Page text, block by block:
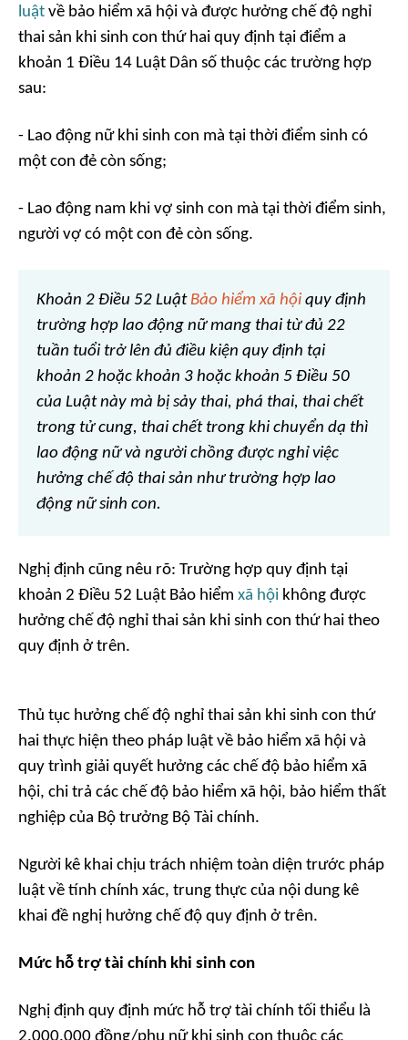
luật về bảo hiểm xã hội và được hưởng chế độ nghỉ
thai sản khi sinh con thứ hai quy định tại điểm a
khoản 1 Điều 14 Luật Dân số thuộc các trường hợp
sau:
- Lao động nữ khi sinh con mà tại thời điểm sinh có
một con đẻ còn sống;
- Lao động nam khi vợ sinh con mà tại thời điểm sinh,
người vợ có một con đẻ còn sống.
Khoản 2 Điều 52 LuậtBảo hiểm xã hội quy định
trường hợp lao động nữ mang thai từ đủ 22
tuần tuổi trở lên đủ điều kiện quy định tại
khoản 2 hoặc khoản 3 hoặc khoản 5 Điều 50
của Luật này mà bị sảy thai, phá thai, thai chết
trong tử cung, thai chết trong khi chuyển dạ thì
lao động nữ và người chồng được nghỉ việc
hưởng chế độ thai sản như trường hợp lao
động nữ sinh con.
Nghị định cũng nêu rõ: Trường hợp quy định tại
khoản 2 Điều 52 Luật Bảo hiểm xã hội không được
hưởng chế độ nghỉ thai sản khi sinh con thứ hai theo
quy định ở trên.
Thủ tục hưởng chế độ nghỉ thai sản khi sinh con thứ
hai thực hiện theo pháp luật về bảo hiểm xã hội và
quy trình giải quyết hưởng các chế độ bảo hiểm xã
hội, chi trả các chế độ bảo hiểm xã hội, bảo hiểm thất
nghiệp của Bộ trưởng Bộ Tài chính.
Người kê khai chịu trách nhiệm toàn diện trước pháp
luật về tính chính xác, trung thực của nội dung kê
khai đề nghị hưởng chế độ quy định ở trên.
Mức hỗ trợ tài chính khi sinh con
Nghị định quy định mức hỗ trợ tài chính tối thiểu là